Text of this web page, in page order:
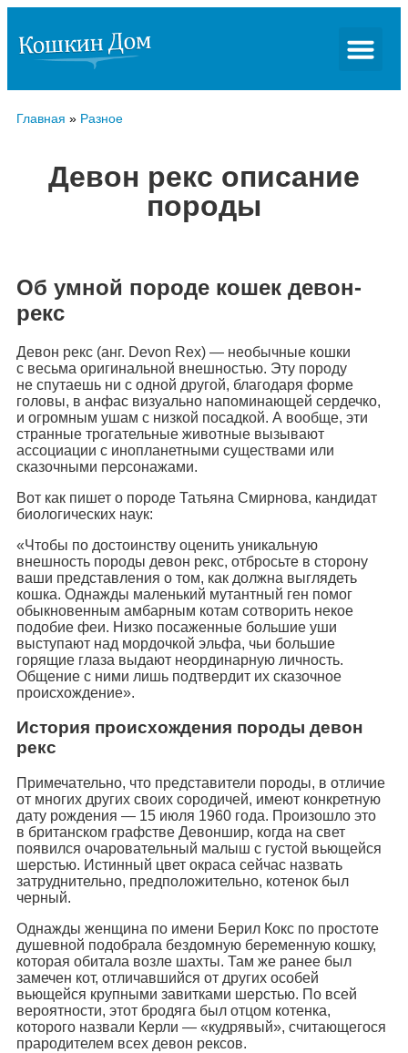
Главная » Разное
Девон рекс описание
породы
Об умной породе кошек девон-
рекс
Девон рекс (анг. Devon Rex) — необычные кошки
с весьма оригинальной внешностью. Эту породу
не спутаешь ни с одной другой, благодаря форме
головы, в анфас визуально напоминающей сердечко,
и огромным ушам с низкой посадкой. А вообще, эти
странные трогательные животные вызывают
ассоциации с инопланетными существами или
сказочными персонажами.
Вот как пишет о породе Татьяна Смирнова, кандидат
биологических наук:
«Чтобы по достоинству оценить уникальную
внешность породы девон рекс, отбросьте в сторону
ваши представления о том, как должна выглядеть
кошка. Однажды маленький мутантный ген помог
обыкновенным амбарным котам сотворить некое
подобие феи. Низко посаженные большие уши
выступают над мордочкой эльфа, чьи большие
горящие глаза выдают неординарную личность.
Общение с ними лишь подтвердит их сказочное
происхождение».
История происхождения породы девон
рекс
Примечательно, что представители породы, в отличие
от многих других своих сородичей, имеют конкретную
дату рождения — 15 июля 1960 года. Произошло это
в британском графстве Девоншир, когда на свет
появился очаровательный малыш с густой вьющейся
шерстью. Истинный цвет окраса сейчас назвать
затруднительно, предположительно, котенок был
черный.
Однажды женщина по имени Берил Кокс по простоте
душевной подобрала бездомную беременную кошку,
которая обитала возле шахты. Там же ранее был
замечен кот, отличавшийся от других особей
вьющейся крупными завитками шерстью. По всей
вероятности, этот бродяга был отцом котенка,
которого назвали Керли — «кудрявый», считающегося
прародителем всех девон рексов.